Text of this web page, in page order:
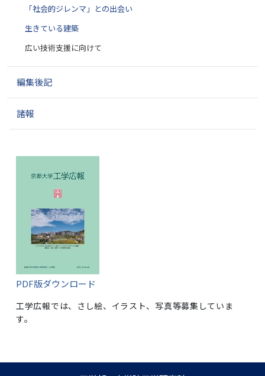
「社会的ジレンマ」との出会い
生きている建築
広い技術支援に向けて
編集後記
諸報
PDF版ダウンロード
工学広報では、さし絵、イラスト、写真等募集していま
す。